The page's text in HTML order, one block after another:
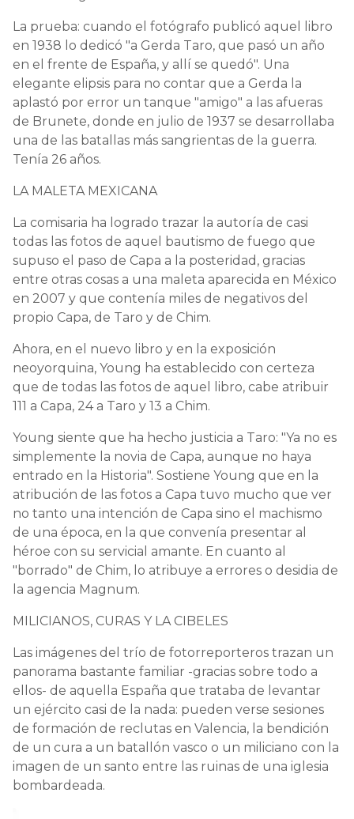
La prueba: cuando el fotógrafo publicó aquel libro
en 1938 lo dedicó "a Gerda Taro, que pasó un año
en el frente de España, y allí se quedó". Una
elegante elipsis para no contar que a Gerda la
aplastó por error un tanque "amigo" a las afueras
de Brunete, donde en julio de 1937 se desarrollaba
una de las batallas más sangrientas de la guerra.
Tenía 26 años.
LA MALETA MEXICANA
La comisaria ha logrado trazar la autoría de casi
todas las fotos de aquel bautismo de fuego que
supuso el paso de Capa a la posteridad, gracias
entre otras cosas a una maleta aparecida en México
en 2007 y que contenía miles de negativos del
propio Capa, de Taro y de Chim.
Ahora, en el nuevo libro y en la exposición
neoyorquina, Young ha establecido con certeza
que de todas las fotos de aquel libro, cabe atribuir
111 a Capa, 24 a Taro y 13 a Chim.
Young siente que ha hecho justicia a Taro: "Ya no es
simplemente la novia de Capa, aunque no haya
entrado en la Historia". Sostiene Young que en la
atribución de las fotos a Capa tuvo mucho que ver
no tanto una intención de Capa sino el machismo
de una época, en la que convenía presentar al
héroe con su servicial amante. En cuanto al
"borrado" de Chim, lo atribuye a errores o desidia de
la agencia Magnum.
MILICIANOS, CURAS Y LA CIBELES
Las imágenes del trío de fotorreporteros trazan un
panorama bastante familiar -gracias sobre todo a
ellos- de aquella España que trataba de levantar
un ejército casi de la nada: pueden verse sesiones
de formación de reclutas en Valencia, la bendición
de un cura a un batallón vasco o un miliciano con la
imagen de un santo entre las ruinas de una iglesia
bombardeada.